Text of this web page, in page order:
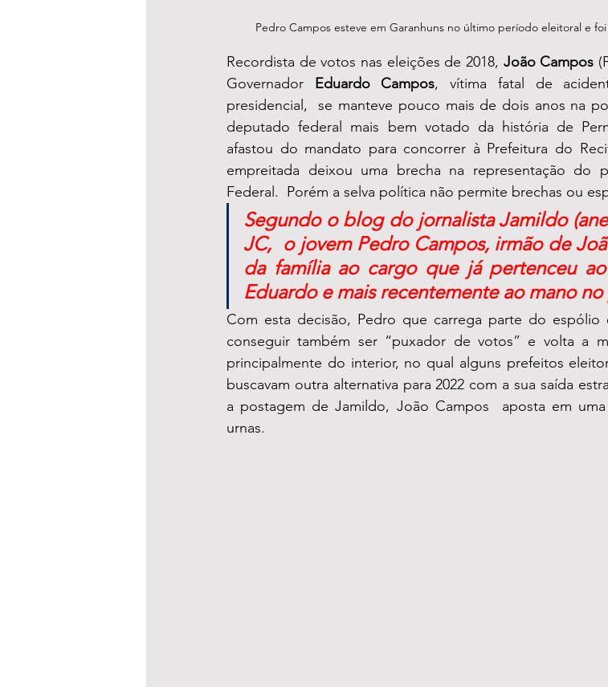
Pedro Campos esteve em Garanhuns no último período eleitoral e
Recordista de votos nas eleições de 2018, João Campos
Governador Eduardo Campos, vítima fatal de
presidencial,  se manteve pouco mais de dois anos na
deputado federal mais bem votado da história de
afastou do mandato para concorrer à Prefeitura do
empreitada deixou uma brecha na representação do
Federal.  Porém a selva política não permite brechas ou
Segundo o blog do jornalista Jamildo
JC,  o jovem Pedro Campos, irmão de
da família ao cargo que já pertenceu
Eduardo e mais recentemente ao mano
Com esta decisão, Pedro que carrega parte do
conseguir também ser “puxador de votos” e volta a
principalmente do interior, no qual alguns prefeitos
buscavam outra alternativa para 2022 com a sua saída
a postagem de Jamildo, João Campos  aposta em
urnas.